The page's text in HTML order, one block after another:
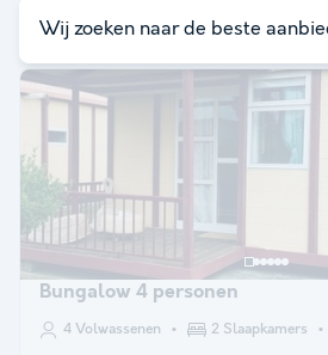
met je zoekopdracht
Bungalow 4 personen
4 Volwassenen 2 Slaapkamers
Wij zoeken naar de beste